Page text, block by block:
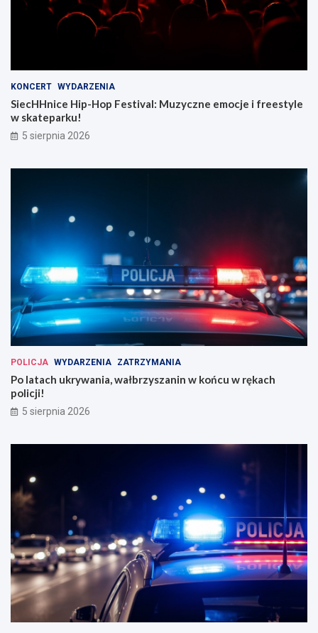
KONCERT WYDARZENIA
SiecHHnice Hip-Hop Festival: Muzyczne emocje i freestyle
w skateparku!
5 sierpnia 2026
POLICJA WYDARZENIA ZATRZYMANIA
Po latach ukrywania, wałbrzyszanin w końcu w rękach
policji!
5 sierpnia 2026